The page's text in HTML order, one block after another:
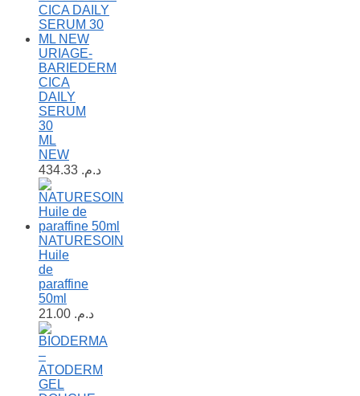
URIAGE-
BARIEDERM
CICA
DAILY
SERUM
30
ML
NEW
د.م.
NATURESOIN
Huile
de
paraffine
50ml
د.م.